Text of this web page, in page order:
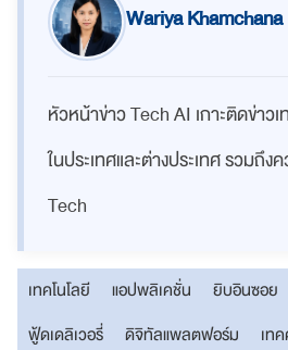
Wariya Khamchana
หัวหน้าข่าว Tech AI เกาะติดข่าว
ในประเทศและต่างประเทศ รวมถึ
Tech
เทคโนโลยี แอปพลิเคชั่น ยิบอินซอย
ฟู้ดเดลิเวอรี่
ดิจิทัลแพลตฟอร์ม เท